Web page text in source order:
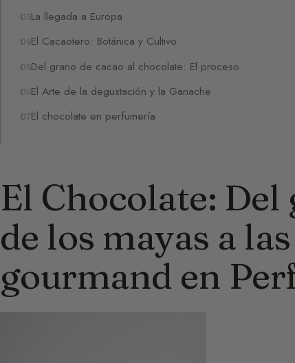
La llegada a Europa
El Cacaotero: Botánica y Cultivo
Del grano de cacao al chocolate: El proceso
El Arte de la degustación y la Ganache
El chocolate en perfumería
El Chocolate: Del
de los mayas a
gourmand en